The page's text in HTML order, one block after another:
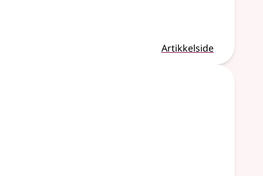
Artikkelside